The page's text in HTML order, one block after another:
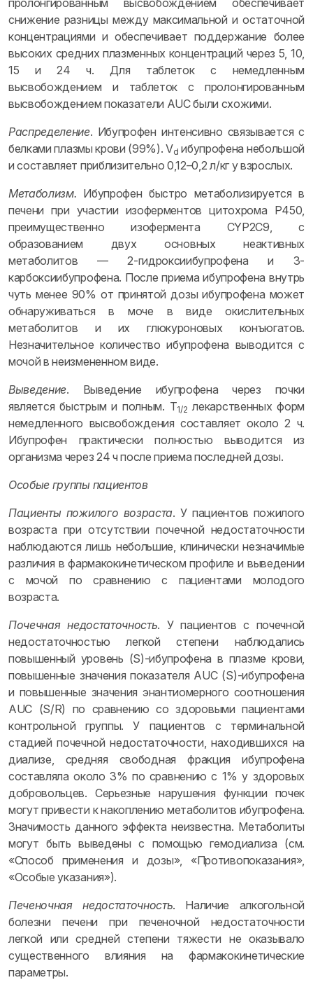
пролонгированным высвобождением обеспечивает
снижение разницы между максимальной и остаточной
концентрациями и обеспечивает поддержание более
высоких средних плазменных концентраций через 5, 10,
15 и 24 ч. Для таблеток с немедленным
высвобождением и таблеток с пролонгированным
высвобождением показатели AUC были схожими.
Распределение. Ибупрофен интенсивно связывается с
белками плазмы крови (99%). Vd ибупрофена небольшой
и составляет приблизительно 0,12–0,2 л/кг у взрослых.
Метаболизм. Ибупрофен быстро метаболизируется в
печени при участии изоферментов цитохрома P450,
преимущественно изофермента CYP2C9, с
образованием двух основных неактивных
метаболитов — 2-гидроксиибупрофена и 3-
карбоксиибупрофена. После приема ибупрофена внутрь
чуть менее 90% от принятой дозы ибупрофена может
обнаруживаться в моче в виде окислительных
метаболитов и их глюкуроновых конъюгатов.
Незначительное количество ибупрофена выводится с
мочой в неизмененном виде.
Выведение. Выведение ибупрофена через почки
является быстрым и полным. T1/2 лекарственных форм
немедленного высвобождения составляет около 2 ч.
Ибупрофен практически полностью выводится из
организма через 24 ч после приема последней дозы.
Особые группы пациентов
Пациенты пожилого возраста. У пациентов пожилого
возраста при отсутствии почечной недостаточности
наблюдаются лишь небольшие, клинически незначимые
различия в фармакокинетическом профиле и выведении
с мочой по сравнению с пациентами молодого
возраста.
Почечная недостаточность. У пациентов с почечной
недостаточностью легкой степени наблюдались
повышенный уровень (S)-ибупрофена в плазме крови,
повышенные значения показателя AUC (S)-ибупрофена
и повышенные значения энантиомерного соотношения
AUC (S/R) по сравнению со здоровыми пациентами
контрольной группы. У пациентов с терминальной
стадией почечной недостаточности, находившихся на
диализе, средняя свободная фракция ибупрофена
составляла около 3% по сравнению с 1% у здоровых
добровольцев. Серьезные нарушения функции почек
могут привести к накоплению метаболитов ибупрофена.
Значимость данного эффекта неизвестна. Метаболиты
могут быть выведены с помощью гемодиализа (см.
«Способ применения и дозы», «Противопоказания»,
«Особые указания»).
Печеночная недостаточность. Наличие алкогольной
болезни печени при печеночной недостаточности
легкой или средней степени тяжести не оказывало
существенного влияния на фармакокинетические
параметры.